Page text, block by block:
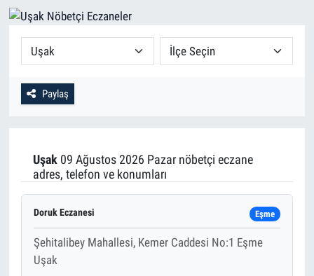
Paylaş
Uşak09 Ağustos 2026 Pazar nöbetçi eczane
adres, telefon ve konumları
Doruk Eczanesi Eşme
Şehitalibey Mahallesi, Kemer Caddesi No:1 Eşme
Uşak